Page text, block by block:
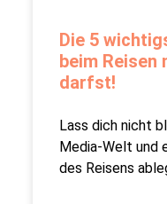
Die 5
beim Reisen
darfst!
Lass dich nicht
Media-Welt und
des Reisens